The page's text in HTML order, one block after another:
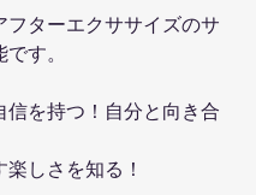
フターエクササイズのサ
す。
信を持つ！自分と向き合
しさを知る！